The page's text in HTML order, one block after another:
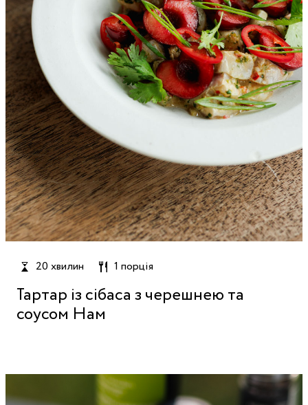
20 хвилин 1 порція
Тартар із сібаса з черешнею та
соусом Нам